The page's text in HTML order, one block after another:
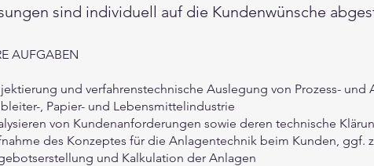
sind individuell auf die Kundenwünsche
AUFGABEN
und verfahrenstechnische Auslegung von Prozess-
, Papier- und Lebensmittelindustrie
von Kundenanforderungen sowie deren technische
des Konzeptes für die Anlagentechnik beim Kunden, ggf.
und Kalkulation der Anlagen